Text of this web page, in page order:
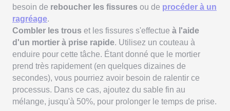
besoin de reboucher les fissures ou de procéder à un
ragréage.
Combler les trous et les fissures s'effectue à l'aide
d'un mortier à prise rapide. Utilisez un couteau à
enduire pour cette tâche. Étant donné que le mortier
prend très rapidement (en quelques dizaines de
secondes), vous pourriez avoir besoin de ralentir ce
processus. Dans ce cas, ajoutez du sable fin au
mélange, jusqu'à 50%, pour prolonger le temps de prise.